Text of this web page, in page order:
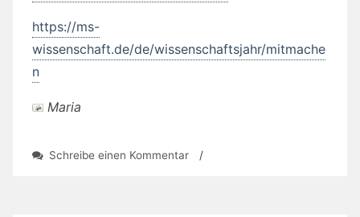
https://ms-
wissenschaft.de/de/wissenschaftsjahr/mitmache
n
Maria
Schreibe einen Kommentarzu /